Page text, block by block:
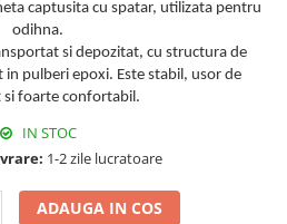
captusita cu spatar, utilizata pentru
odihna.
si depozitat, cu structura de
pulberi epoxi. Este stabil, usor de
si foarte confortabil.
IN STOC
1-2 zile lucratoare
ADAUGA IN COS